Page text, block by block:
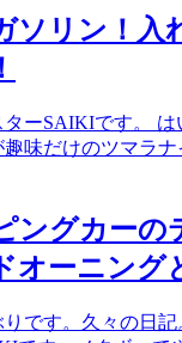
ソリン！入
ーSAIKIです。 は
味だけのツマラ
ングカーの
オーニング
です。久々の日